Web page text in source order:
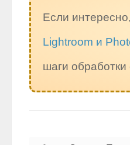
Если
Lightroom и
шаги